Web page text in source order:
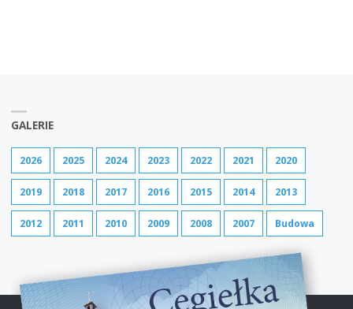
GALERIE
2026 2025 2024 2023 2022 2021 2020
2019 2018 2017 2016 2015 2014 2013
2012 2011 2010 2009 2008 2007 Budowa